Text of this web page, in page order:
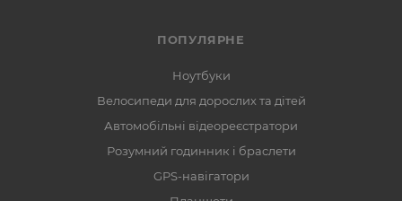
ПОПУЛЯРНЕ
Ноутбуки
Велосипеди для дорослих та дітей
Автомобільні відеореєстратори
Розумний годинник і браслети
GPS-навігатори